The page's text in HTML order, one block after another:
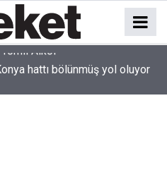
hattı bölünmüş yol oluyor